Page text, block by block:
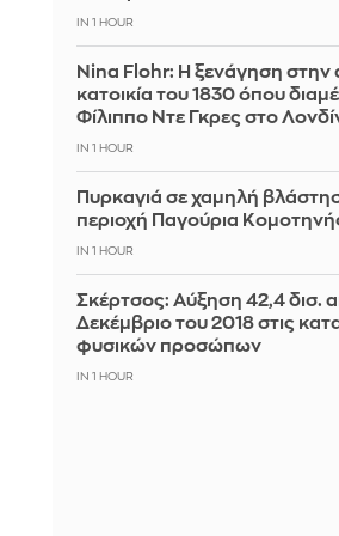
IN 1 HOUR
Nina Flohr: Η ξενάγηση στην
κατοικία του 1830 όπου
Φίλιππο Ντε Γκρες στο
IN 1 HOUR
Πυρκαγιά σε χαμηλή
περιοχή Παγούρια
IN 1 HOUR
Σκέρτσος: Αύξηση 42,4 δισ.
Δεκέμβριο του 2018 στις
φυσικών προσώπων
IN 1 HOUR